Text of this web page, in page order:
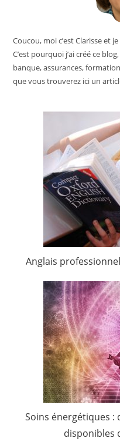
Coucou, moi c’est Clarisse et
C’est pourquoi j’ai créé ce
banque, assurances,
que vous trouverez ici un
Anglais
Soins énergétiques
disponibles